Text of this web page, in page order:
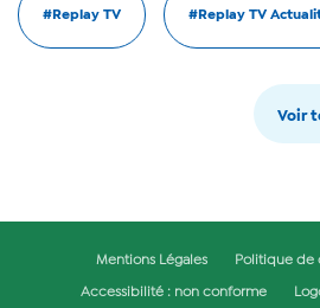
#Replay TV #Replay TV
Voir
Mentions Légales Politique de
Accessibilité : non conforme